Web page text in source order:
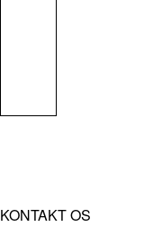
KONTAKT OS